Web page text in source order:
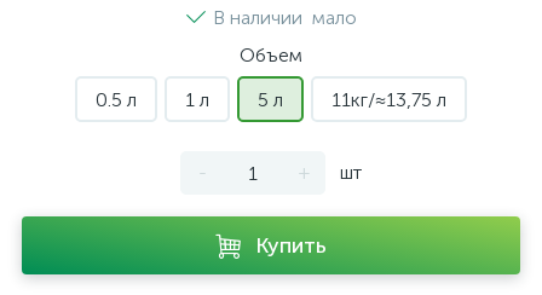
В наличии мало
Объем
0.5 л
1 л 5 л 11кг/≈13,75 л
- + шт
Купить